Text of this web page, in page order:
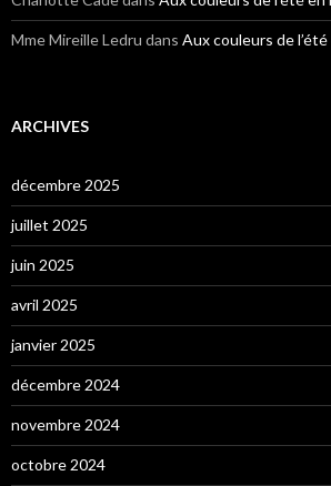
Mme Mireille Ledru dans Aux couleurs de l’été
ARCHIVES
décembre 2025
juillet 2025
juin 2025
avril 2025
janvier 2025
décembre 2024
novembre 2024
octobre 2024